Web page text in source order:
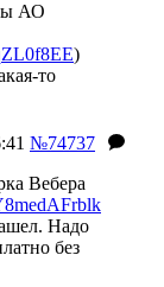
АО
)
то
№74737
Вебера
Надо
без